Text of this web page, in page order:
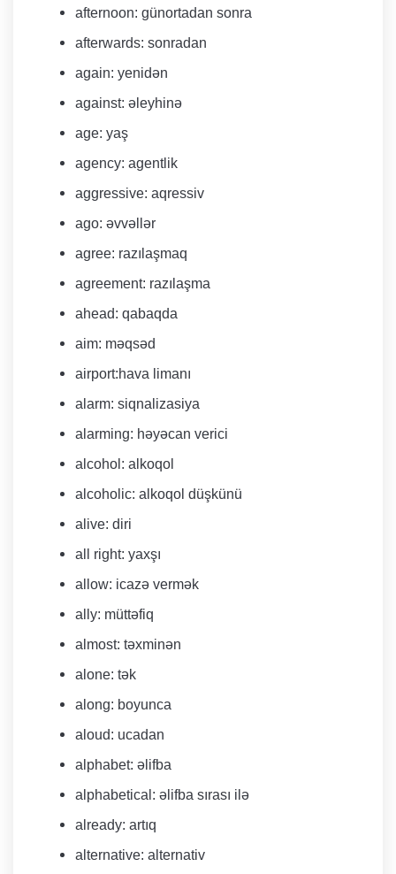
afternoon: günortadan sonra
afterwards: sonradan
again: yenidən
against: əleyhinə
age: yaş
agency: agentlik
aggressive: aqressiv
ago: əvvəllər
agree: razılaşmaq
agreement: razılaşma
ahead: qabaqda
aim: məqsəd
airport:hava limanı
alarm: siqnalizasiya
alarming: həyəcan verici
alcohol: alkoqol
alcoholic: alkoqol düşkünü
alive: diri
all right: yaxşı
allow: icazə vermək
ally: müttəfiq
almost: təxminən
​alone: tək
along: boyunca
aloud: ucadan
​alphabet: əlifba
alphabetical: əlifba sırası ilə
already: artıq
alternative: alternativ